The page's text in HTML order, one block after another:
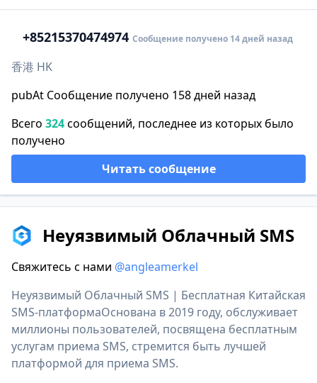
+85215370474974 Сообщение получено 14 дней назад
香港 HK
pubAt Сообщение получено 158 дней назад
Всего 324сообщений, последнее из которых было
получено
Читать сообщение
Неуязвимый Облачный SMS
Свяжитесь с нами @angleamerkel
Неуязвимый Облачный SMS | Бесплатная Китайская
SMS-платформаОснована в 2019 году, обслуживает
миллионы пользователей, посвящена бесплатным
услугам приема SMS, стремится быть лучшей
платформой для приема SMS.